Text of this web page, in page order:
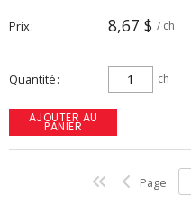
Prix 8,67 $ / ch
Quantité ch
AJOUTER AU
PANIER
Page